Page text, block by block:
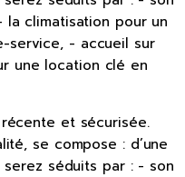
climatisation pour un
service, - accueil sur
une location clé en
et sécurisée.
se compose : d’une
serez séduits par : - son